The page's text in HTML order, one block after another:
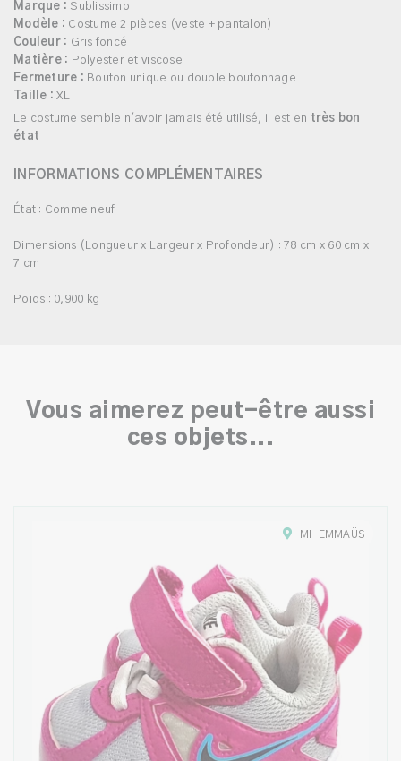
Marque : Sublissimo
Modèle : Costume 2 pièces (veste + pantalon)
Couleur : Gris foncé
Matière : Polyester et viscose
Fermeture : Bouton unique ou double boutonnage
Taille : XL
Le costume semble n'avoir jamais été utilisé, il est en très bon
état
INFORMATIONS COMPLÉMENTAIRES
État : Comme neuf
Dimensions (Longueur x Largeur x Profondeur) : 78 cm x 60 cm x
7 cm
Poids : 0,900 kg
Vous aimerez peut-être aussi
ces objets...
MI-EMMAÜS